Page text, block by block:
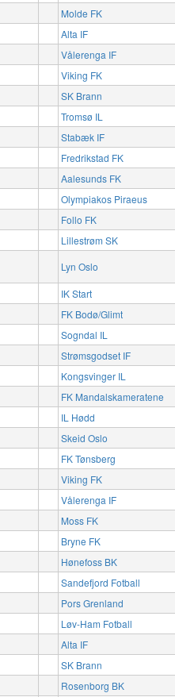
Molde FK
Alta IF
Vålerenga IF
Viking FK
SK Brann
Tromsø IL
Stabæk IF
Fredrikstad FK
Aalesunds FK
Olympiakos Piraeus
Follo FK
Lillestrøm SK
Lyn Oslo
IK Start
FK Bodø/Glimt
Sogndal IL
Strømsgodset IF
Kongsvinger IL
FK Mandalskameratene
IL Hødd
Skeid Oslo
FK Tønsberg
Viking FK
Vålerenga IF
Moss FK
Bryne FK
Hønefoss BK
Sandefjord Fotball
Pors Grenland
Løv-Ham Fotball
Alta IF
SK Brann
Rosenborg BK